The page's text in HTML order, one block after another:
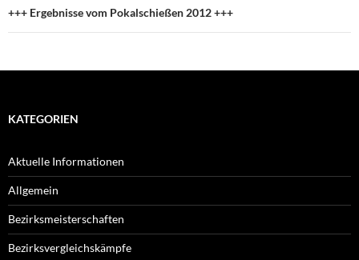
+++ Ergebnisse vom Pokalschießen 2012 +++
KATEGORIEN
Aktuelle Informationen
Allgemein
Bezirksmeisterschaften
Bezirksvergleichskämpfe